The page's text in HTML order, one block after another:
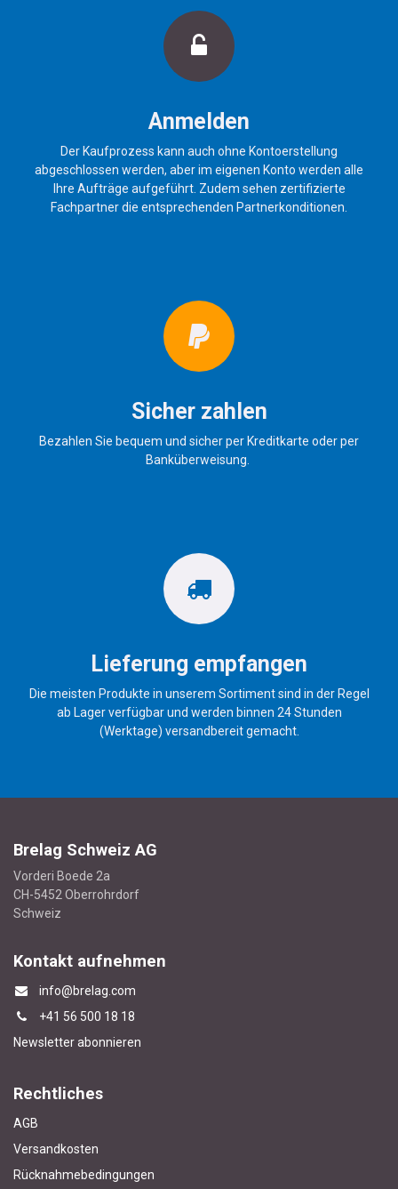
Anmelden
Der Kaufprozess kann auch ohne Kontoerstellung
abgeschlossen werden, aber im eigenen Konto werden alle
Ihre Aufträge aufgeführt. Zudem sehen zertifizierte
Fachpartner die entsprechenden Partnerkonditionen.
Sicher zahlen
Bezahlen Sie bequem und sicher per Kreditkarte oder per
Banküberweisung.
Lieferung empfangen
Die meisten Produkte in unserem Sortiment sind in der Regel
ab Lager verfügbar und werden binnen 24 Stunden
(Werktage) versandbereit gemacht.
Brelag Schweiz AG
Vorderi Boede 2a
CH-5452 Oberrohrdorf
Schweiz
Kontakt aufnehmen
info@brelag.com
+41 56 500 18 18
Newsletter abonnieren
Rechtliches
AGB
Versandkosten
Rücknahmebedingungen